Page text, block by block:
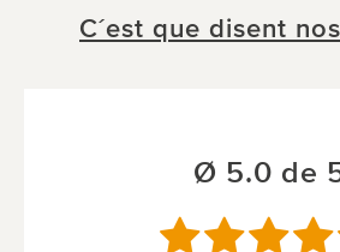
C´est que disent
Ø 5.0 de